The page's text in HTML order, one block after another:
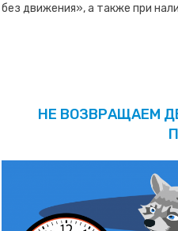
без движения», а также при
НЕ ВОЗВРАЩАЕМ